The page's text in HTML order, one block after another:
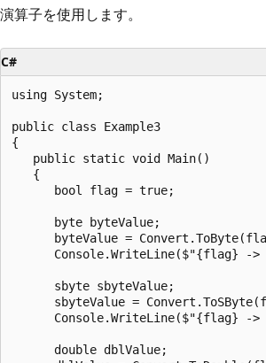
演算子を使用します。
C#
using System;
public class Example3
{
   public static void Main()
   {
      bool flag = true;
      byte byteValue;
byteValue =
Console.WriteLine($"{flag} ->
      sbyte sbyteValue;
sbyteValue =
Console.WriteLine($"{flag} ->
      double dblValue;